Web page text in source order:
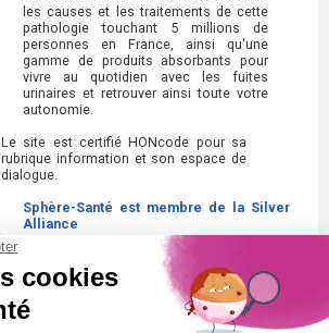
les causes et les traitements de cette
pathologie touchant 5 millions de
personnes en France, ainsi qu'une
gamme de produits absorbants pour
vivre au quotidien avec les fuites
urinaires et retrouver ainsi toute votre
autonomie.
Le site est certifié HONcode pour sa
rubrique information et son espace de
dialogue.
Sphère-Santé est membre de la Silver
Alliance
La Silver Alliance est un collectif
d'entreprises au service des seniors,
spécialisé dans le bien vieillir à domicile.